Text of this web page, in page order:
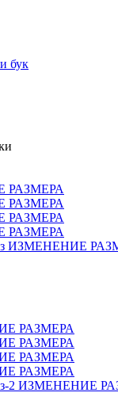
бук
ИЗМЕНЕНИЕ
2 ИЗМЕНЕНИЕ